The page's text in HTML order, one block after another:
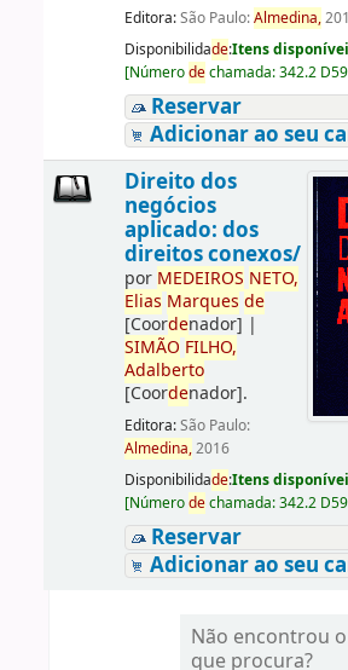
Editora:São Paulo:Almedina,
Disponibilidade:Itens
[Númerodechamada:342.2
Reservar
Adicionar ao seu
Direito dos
negócios
aplicado: dos
direitos conexos/
por MEDEIROS NETO,
Elias Marques de
[Coordenador] |
SIMÃO FILHO,
Adalberto
[Coordenador].
Editora:São Paulo:
Almedina,2016
Disponibilidade:Itens
[Númerodechamada:342.2
Reservar
Adicionar ao seu
Não encontrou o
que procura?